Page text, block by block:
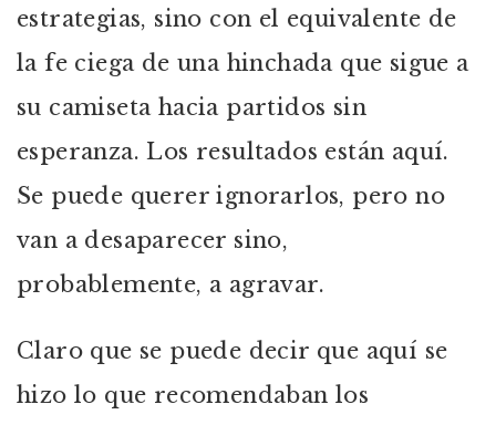
estrategias, sino con el equivalente de
la fe ciega de una hinchada que sigue a
su camiseta hacia partidos sin
esperanza. Los resultados están aquí.
Se puede querer ignorarlos, pero no
van a desaparecer sino,
probablemente, a agravar.
Claro que se puede decir que aquí se
hizo lo que recomendaban los